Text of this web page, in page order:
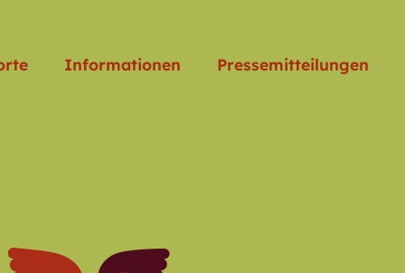
Informationen Pressemitteilungen